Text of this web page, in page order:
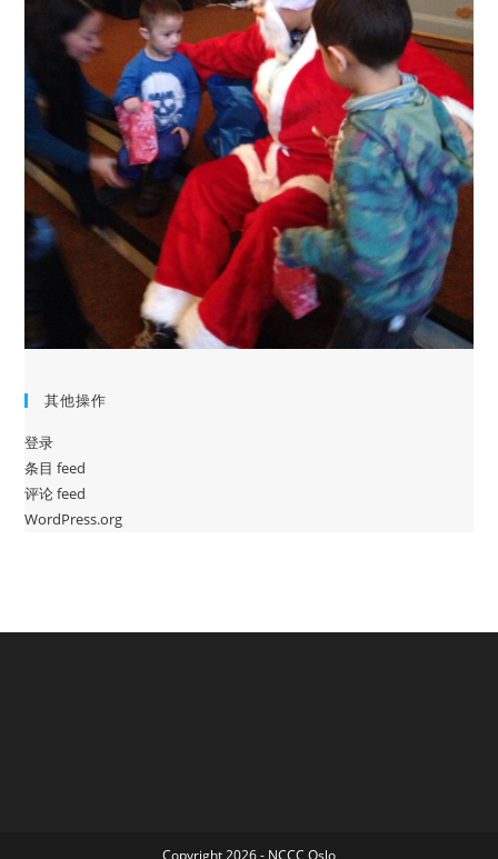
其他操作
登录
条目 feed
评论 feed
WordPress.org
Copyright 2026 - NCCC Oslo